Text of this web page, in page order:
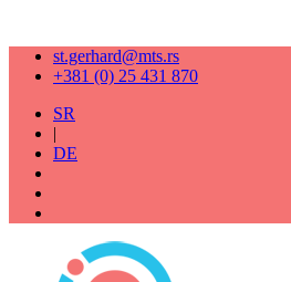
st.gerhard@mts.rs
+381 (0) 25 431 870
SR
|
DE